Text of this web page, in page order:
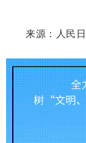
来源：人民